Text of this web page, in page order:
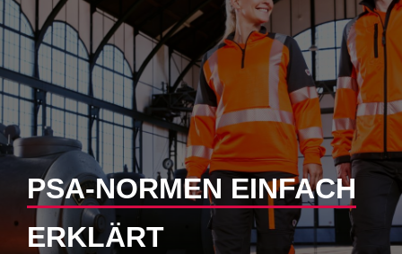
PSA-NORMEN EINFACH
ERKLÄRT